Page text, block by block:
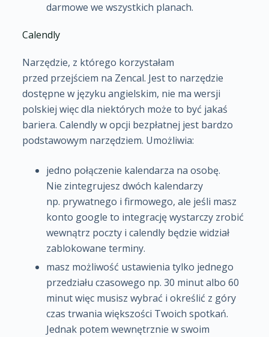
darmowe we wszystkich planach.
Calendly
Narzędzie, z którego korzystałam
przed przejściem na Zencal. Jest to narzędzie
dostępne w języku angielskim, nie ma wersji
polskiej więc dla niektórych może to być jakaś
bariera. Calendly w opcji bezpłatnej jest bardzo
podstawowym narzędziem. Umożliwia:
jedno połączenie kalendarza na osobę.
Nie zintegrujesz dwóch kalendarzy
np. prywatnego i firmowego, ale jeśli masz
konto google to integrację wystarczy zrobić
wewnątrz poczty i calendly będzie widział
zablokowane terminy.
masz możliwość ustawienia tylko jednego
przedziału czasowego np. 30 minut albo 60
minut więc musisz wybrać i określić z góry
czas trwania większości Twoich spotkań.
Jednak potem wewnętrznie w swoim